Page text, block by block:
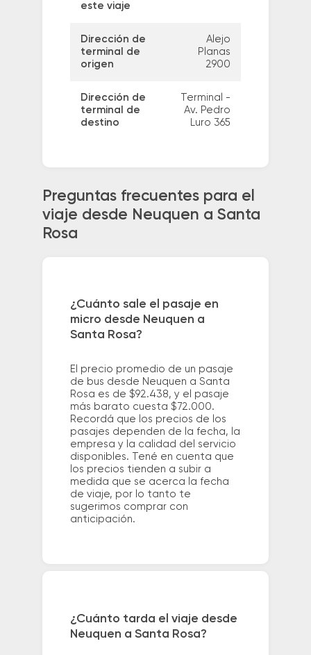
este viaje
Dirección de
terminal de
origen
Alejo
Planas
2900
Dirección de
terminal de
destino
Terminal -
Av. Pedro
Luro 365
Preguntas frecuentes para el
viaje desde Neuquen a Santa
Rosa
¿Cuánto sale el pasaje en
micro desde Neuquen a
Santa Rosa?
El precio promedio de un pasaje
de bus desde Neuquen a Santa
Rosa es de $92.438, y el pasaje
más barato cuesta $72.000.
Recordá que los precios de los
pasajes dependen de la fecha, la
empresa y la calidad del servicio
disponibles. Tené en cuenta que
los precios tienden a subir a
medida que se acerca la fecha
de viaje, por lo tanto te
sugerimos comprar con
anticipación.
¿Cuánto tarda el viaje desde
Neuquen a Santa Rosa?